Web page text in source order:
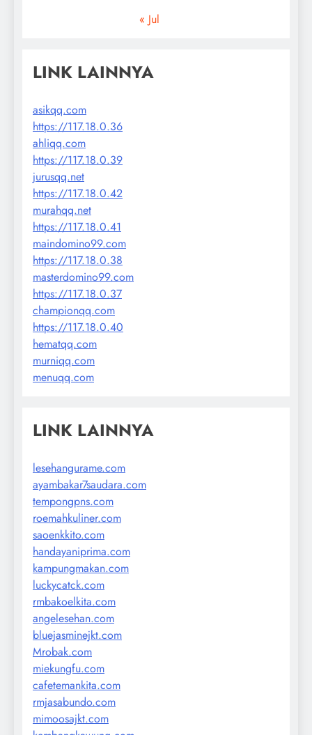
« Jul
LINK LAINNYA
asikqq.com
https://117.18.0.36
ahliqq.com
https://117.18.0.39
jurusqq.net
https://117.18.0.42
murahqq.net
https://117.18.0.41
maindomino99.com
https://117.18.0.38
masterdomino99.com
https://117.18.0.37
championqq.com
https://117.18.0.40
hematqq.com
murniqq.com
menuqq.com
LINK LAINNYA
lesehangurame.com
ayambakar7saudara.com
tempongpns.com
roemahkuliner.com
saoenkkito.com
handayaniprima.com
kampungmakan.com
luckycatck.com
rmbakoelkita.com
angelesehan.com
bluejasminejkt.com
Mrobak.com
miekungfu.com
cafetemankita.com
rmjasabundo.com
mimoosajkt.com